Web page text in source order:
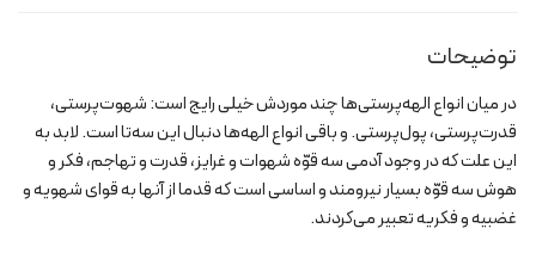
توضیحات
در میان انواع الهه‌پرستی‌ها چند موردش خیلی رایج است: شهوت‌پرستی،
قدرت‌پرستی، پول‌پرستی. و باقی انواع الهه‌ها دنبال این سه‌تا است. لابد به
این علت که در وجود آدمی سه قوّه شهوات و غرایز، قدرت و تهاجم، فکر و
هوش سه قوّه بسیار نیرومند و اساسی است که قدما از آنها به قوای شهویه و
غضبیه و فکریه تعبیر می‌کردند.